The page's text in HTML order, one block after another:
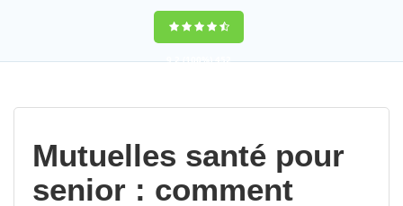
9,2(100%)452
Mutuelles santé pour
senior : comment